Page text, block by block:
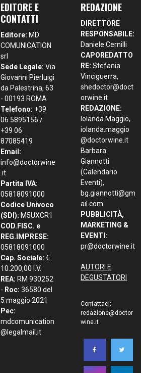
EDITORE E
CONTATTI
Editore: MD
COMUNICATION
srl
Sede Legale: Via
Giovanni Pierluigi
da Palestrina, 63
- 00193 ROMA
Telefono: +39
06 5895156 /
+39 06
87085419
Email:
info@doctorwine
.it
Partita IVA:
05818091000
Codice Univoco
(SDI): M5UXCR1
COD.FISC. e
REG.IMPRESE:
05818091000
Cap. Sociale: €.
10.200,00 I.V.
REA: RM 930252
- Roc: 36580 del
5 maggio 2021
Pec:
mdcomunication
@legalmail.it
REDAZIONE
DIRETTORE
RESPONSABILE:
Daniele Cernilli
CAPOREDATTO
RE: Stefania
Vinciguerra,
shedoctor@doct
orwine.it
REDAZIONE:
Iolanda Maggio,
iolanda.maggio
@doctorwine.it
Barbara
Giannotti
(Calendario
Eventi),
bg.giannotti@gm
ail.com
PUBBLICITÀ,
MARKETING &
EVENTI:
pr@doctorwine.it
AUTORI E
DEGUSTATORI
Contattaci:
redazione@doctor
wine.it